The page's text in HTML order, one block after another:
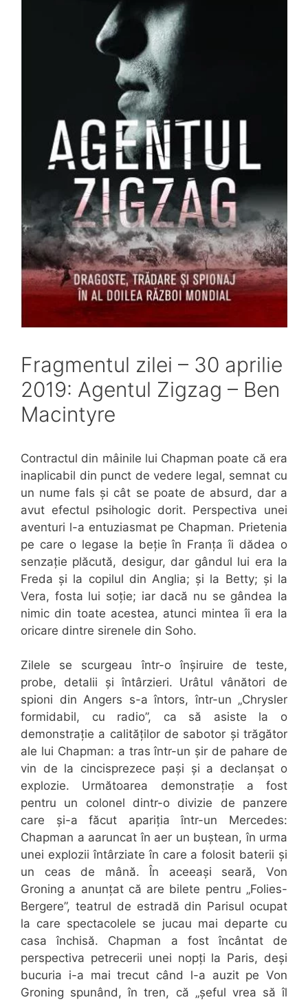
Fragmentul zilei – 30 aprilie
2019: Agentul Zigzag – Ben
Macintyre
Contractul din mâinile lui Chapman poate că era
inaplicabil din punct de vedere legal, semnat cu
un nume fals și cât se poate de absurd, dar a
avut efectul psihologic dorit. Perspectiva unei
aventuri l-a entuziasmat pe Chapman. Prietenia
pe care o legase la beție în Franța îi dădea o
senzație plăcută, desigur, dar gândul lui era la
Freda și la copilul din Anglia; și la Betty; și la
Vera, fosta lui soție; iar dacă nu se gândea la
nimic din toate acestea, atunci mintea îi era la
oricare dintre sirenele din Soho.
Zilele se scurgeau într-o înșiruire de teste,
probe, detalii și întârzieri. Urâtul vânători de
spioni din Angers s-a întors, într-un „Chrysler
formidabil, cu radio”, ca să asiste la o
demonstrație a calităților de sabotor și trăgător
ale lui Chapman: a tras într-un șir de pahare de
vin de la cincisprezece pași și a declanșat o
explozie. Următoarea demonstrație a fost
pentru un colonel dintr-o divizie de panzere
care și-a făcut apariția într-un Mercedes:
Chapman a aaruncat în aer un buștean, în urma
unei explozii întârziate în care a folosit baterii și
un ceas de mână. În aceeași seară, Von
Groning a anunțat că are bilete pentru „Folies-
Bergere”, teatrul de estradă din Parisul ocupat
la care spectacolele se jucau mai departe cu
casa închisă. Chapman a fost încântat de
perspectiva petrecerii unei nopți la Paris, deși
bucuria i-a mai trecut când l-a auzit pe Von
Groning spunând, în tren, că „șeful vrea să îl